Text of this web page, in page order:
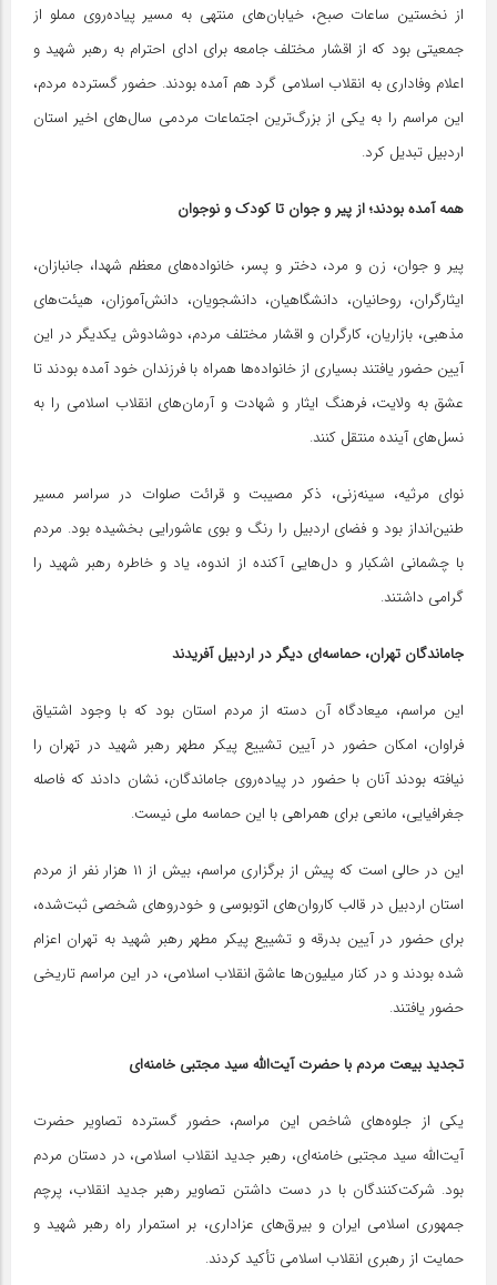
از نخستین ساعات صبح، خیابان‌های منتهی به مسیر پیاده‌روی مملو از
جمعیتی بود که از اقشار مختلف جامعه برای ادای احترام به رهبر شهید و
اعلام وفاداری به انقلاب اسلامی گرد هم آمده بودند. حضور گسترده مردم،
این مراسم را به یکی از بزرگ‌ترین اجتماعات مردمی سال‌های اخیر استان
اردبیل تبدیل کرد.
همه آمده بودند؛ از پیر و جوان تا کودک و نوجوان
پیر و جوان، زن و مرد، دختر و پسر، خانواده‌های معظم شهدا، جانبازان،
ایثارگران، روحانیان، دانشگاهیان، دانشجویان، دانش‌آموزان، هیئت‌های
مذهبی، بازاریان، کارگران و اقشار مختلف مردم، دوشادوش یکدیگر در این
آیین حضور یافتند بسیاری از خانواده‌ها همراه با فرزندان خود آمده بودند تا
عشق به ولایت، فرهنگ ایثار و شهادت و آرمان‌های انقلاب اسلامی را به
نسل‌های آینده منتقل کنند.
نوای مرثیه، سینه‌زنی، ذکر مصیبت و قرائت صلوات در سراسر مسیر
طنین‌انداز بود و فضای اردبیل را رنگ و بوی عاشورایی بخشیده بود. مردم
با چشمانی اشکبار و دل‌هایی آکنده از اندوه، یاد و خاطره رهبر شهید را
گرامی داشتند.
جاماندگان تهران، حماسه‌ای دیگر در اردبیل آفریدند
این مراسم، میعادگاه آن دسته از مردم استان بود که با وجود اشتیاق
فراوان، امکان حضور در آیین تشییع پیکر مطهر رهبر شهید در تهران را
نیافته بودند آنان با حضور در پیاده‌روی جاماندگان، نشان دادند که فاصله
جغرافیایی، مانعی برای همراهی با این حماسه ملی نیست.
این در حالی است که پیش از برگزاری مراسم، بیش از ۱۱ هزار نفر از مردم
استان اردبیل در قالب کاروان‌های اتوبوسی و خودروهای شخصی ثبت‌شده،
برای حضور در آیین بدرقه و تشییع پیکر مطهر رهبر شهید به تهران اعزام
شده بودند و در کنار میلیون‌ها عاشق انقلاب اسلامی، در این مراسم تاریخی
حضور یافتند.
تجدید بیعت مردم با حضرت آیت‌الله سید مجتبی خامنه‌ای
یکی از جلوه‌های شاخص این مراسم، حضور گسترده تصاویر حضرت
آیت‌الله سید مجتبی خامنه‌ای، رهبر جدید انقلاب اسلامی، در دستان مردم
بود. شرکت‌کنندگان با در دست داشتن تصاویر رهبر جدید انقلاب، پرچم
جمهوری اسلامی ایران و بیرق‌های عزاداری، بر استمرار راه رهبر شهید و
حمایت از رهبری انقلاب اسلامی تأکید کردند.